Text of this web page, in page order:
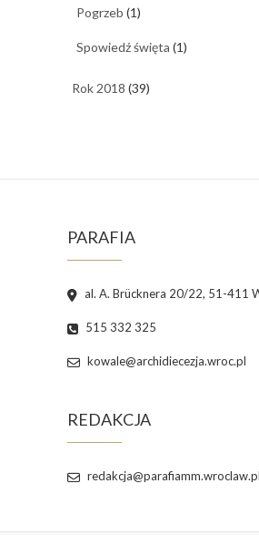
Pogrzeb (1)
Spowiedź święta (1)
Rok 2018 (39)
PARAFIA
al. A. Brücknera 20/22, 51-411
515 332 325
kowale@archidiecezja.wroc.pl
REDAKCJA
redakcja@parafiamm.wroclaw.pl